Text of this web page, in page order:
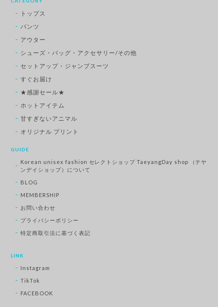
トップス
パンツ
アウター
シューズ・バッグ・アクセサリー/その他
セットアップ・ジャンプスーツ
すぐお届け
★感謝セール★
ホットアイテム
甘すぎないアニマル
オリジナル プリント
GUIDE
Korean unisex fashion セレクトショップ TaeyangDay shop （テヤ
ンデイショップ）について
BLOG
MEMBERSHIP
お問い合わせ
プライバシーポリシー
特定商取引法に基づく表記
LINK
Instagram
TikTok
FACEBOOK